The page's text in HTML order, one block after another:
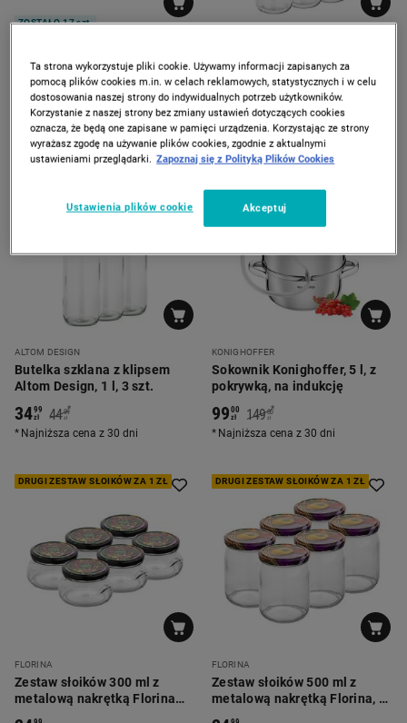
ZOSTAŁO 17 szt.
metalową nakrętką Florina, 6
szt.
1999
Altom Design, 0,5 l, 3 szt.
2999 39 99*
Najniższa cena z 30 dni
ALTOM DESIGN
Butelka szklana z klipsem
Altom Design, 1 l, 3 szt.
3499
zł 44 99
zł
*
Najniższa cena z 30 dni
KONIGHOFFER
Sokownik Konighoffer, 5 l, z
pokrywką, na indukcję
9900
zł 149 00
zł
*
Najniższa cena z 30 dni
DRUGI ZESTAW SŁOIKÓW ZA 1 ZŁ
FLORINA
Zestaw słoików 300 ml z
metalową nakrętką Florina
DRUGI ZESTAW SŁOIKÓW ZA 1 ZŁ
FLORINA
Zestaw słoików 500 ml z
metalową nakrętką Florina, 6
Ta strona wykorzystuje pliki cookie. Używamy informacji zapisanych za
pomocą plików cookies m.in. w celach reklamowych, statystycznych i w celu
dostosowania naszej strony do indywidualnych potrzeb użytkowników.
Korzystanie z naszej strony bez zmiany ustawień dotyczących cookies
oznacza, że będą one zapisane w pamięci urządzenia. Korzystając ze strony
wyrażasz zgodę na używanie plików cookies, zgodnie z aktualnymi
ustawieniami przeglądarki. Zapoznaj się z Polityką Plików Cookies
Ustawienia plików cookie Akceptuj